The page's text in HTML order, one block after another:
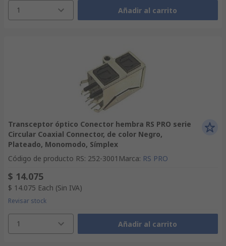
1 Añadir al carrito
Transceptor óptico Conector hembra RS PRO serie
Circular Coaxial Connector, de color Negro,
Plateado, Monomodo, Símplex
Código de producto RS: 252-3001 Marca: RS PRO
$ 14.075
$ 14.075 Each (Sin IVA)
Revisar stock
1 Añadir al carrito